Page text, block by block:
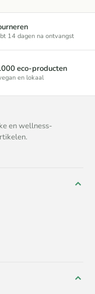
14 dagen na ontvangst
eco-producten
en lokaal
en wellness-